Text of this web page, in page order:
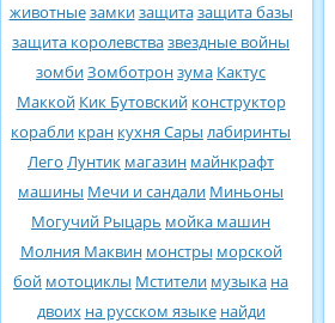
животныезамкизащитазащита базы
защита королевствазвездные войны
зомбиЗомботронзума Кактус
Маккой Кик Бутовский конструктор
корабли кран кухня Сары лабиринты
Лего Лунтик магазин майнкрафт
машины Мечи и сандали Миньоны
Могучий Рыцарь мойка машин
Молния Маквин монстры морской
бой мотоциклы Мстители музыка на
двоих на русском языке найди